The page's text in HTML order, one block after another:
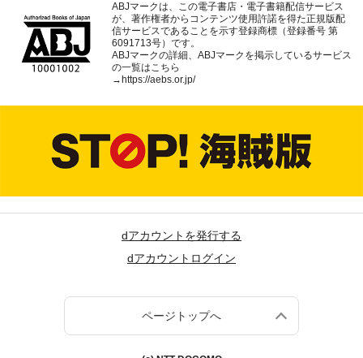
ABJマークは、この電子書店・電子書籍配信サービス
が、著作権者からコンテンツ使用許諾を得た正規版配
信サービスであることを示す登録商標（登録番号 第
6091713号）です。
ABJマークの詳細、ABJマークを掲示しているサービス
の一覧はこちら
→ https://aebs.or.jp/
dアカウントを発行する
dアカウントログイン
ページトップへ